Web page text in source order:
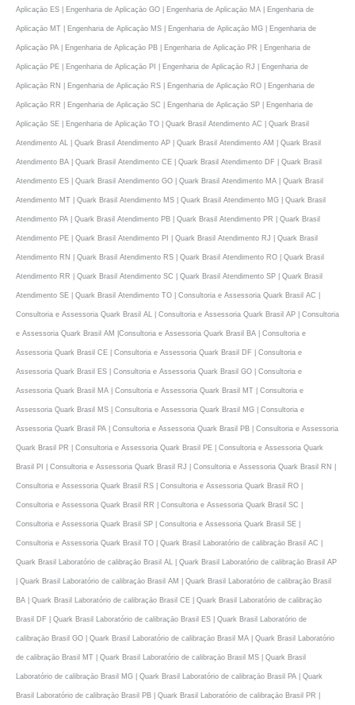
Aplicaçāo ES | Engenharia de Aplicaçāo GO | Engenharia de Aplicaçāo MA | Engenharia de
Aplicaçāo MT | Engenharia de Aplicaçāo MS | Engenharia de Aplicaçāo MG | Engenharia de
Aplicaçāo PA | Engenharia de Aplicaçāo PB | Engenharia de Aplicaçāo PR | Engenharia de
Aplicaçāo PE | Engenharia de Aplicaçāo PI | Engenharia de Aplicaçāo RJ | Engenharia de
Aplicaçāo RN | Engenharia de Aplicaçāo RS | Engenharia de Aplicaçāo RO | Engenharia de
Aplicaçāo RR | Engenharia de Aplicaçāo SC | Engenharia de Aplicaçāo SP | Engenharia de
Aplicaçāo SE | Engenharia de Aplicaçāo TO | Quark Brasil Atendimento AC | Quark Brasil
Atendimento AL | Quark Brasil Atendimento AP | Quark Brasil Atendimento AM | Quark Brasil
Atendimento BA | Quark Brasil Atendimento CE | Quark Brasil Atendimento DF | Quark Brasil
Atendimento ES | Quark Brasil Atendimento GO | Quark Brasil Atendimento MA | Quark Brasil
Atendimento MT | Quark Brasil Atendimento MS | Quark Brasil Atendimento MG | Quark Brasil
Atendimento PA | Quark Brasil Atendimento PB | Quark Brasil Atendimento PR | Quark Brasil
Atendimento PE | Quark Brasil Atendimento PI | Quark Brasil Atendimento RJ | Quark Brasil
Atendimento RN | Quark Brasil Atendimento RS | Quark Brasil Atendimento RO | Quark Brasil
Atendimento RR | Quark Brasil Atendimento SC | Quark Brasil Atendimento SP | Quark Brasil
Atendimento SE | Quark Brasil Atendimento TO | Consultoria e Assessoria Quark Brasil AC |
Consultoria e Assessoria Quark Brasil AL | Consultoria e Assessoria Quark Brasil AP | Consultoria
e Assessoria Quark Brasil AM |Consultoria e Assessoria Quark Brasil BA | Consultoria e
Assessoria Quark Brasil CE | Consultoria e Assessoria Quark Brasil DF | Consultoria e
Assessoria Quark Brasil ES | Consultoria e Assessoria Quark Brasil GO | Consultoria e
Assessoria Quark Brasil MA | Consultoria e Assessoria Quark Brasil MT | Consultoria e
Assessoria Quark Brasil MS | Consultoria e Assessoria Quark Brasil MG | Consultoria e
Assessoria Quark Brasil PA | Consultoria e Assessoria Quark Brasil PB | Consultoria e Assessoria
Quark Brasil PR | Consultoria e Assessoria Quark Brasil PE | Consultoria e Assessoria Quark
Brasil PI | Consultoria e Assessoria Quark Brasil RJ | Consultoria e Assessoria Quark Brasil RN |
Consultoria e Assessoria Quark Brasil RS | Consultoria e Assessoria Quark Brasil RO |
Consultoria e Assessoria Quark Brasil RR | Consultoria e Assessoria Quark Brasil SC |
Consultoria e Assessoria Quark Brasil SP | Consultoria e Assessoria Quark Brasil SE |
Consultoria e Assessoria Quark Brasil TO | Quark Brasil Laboratório de calibraçāo Brasil AC |
Quark Brasil Laboratório de calibraçāo Brasil AL | Quark Brasil Laboratório de calibraçāo Brasil AP
| Quark Brasil Laboratório de calibraçāo Brasil AM | Quark Brasil Laboratório de calibraçāo Brasil
BA | Quark Brasil Laboratório de calibraçāo Brasil CE | Quark Brasil Laboratório de calibraçāo
Brasil DF | Quark Brasil Laboratório de calibraçāo Brasil ES | Quark Brasil Laboratório de
calibraçāo Brasil GO | Quark Brasil Laboratório de calibraçāo Brasil MA | Quark Brasil Laboratório
de calibraçāo Brasil MT | Quark Brasil Laboratório de calibraçāo Brasil MS | Quark Brasil
Laboratório de calibraçāo Brasil MG | Quark Brasil Laboratório de calibraçāo Brasil PA | Quark
Brasil Laboratório de calibraçāo Brasil PB | Quark Brasil Laboratório de calibraçāo Brasil PR |